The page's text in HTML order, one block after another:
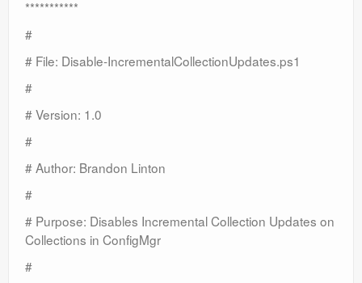
***********
#
# File: Disable-IncrementalCollectionUpdates.ps1
#
# Version: 1.0
#
# Author: Brandon Linton
#
# Purpose: Disables Incremental Collection Updates on
Collections in ConfigMgr
#